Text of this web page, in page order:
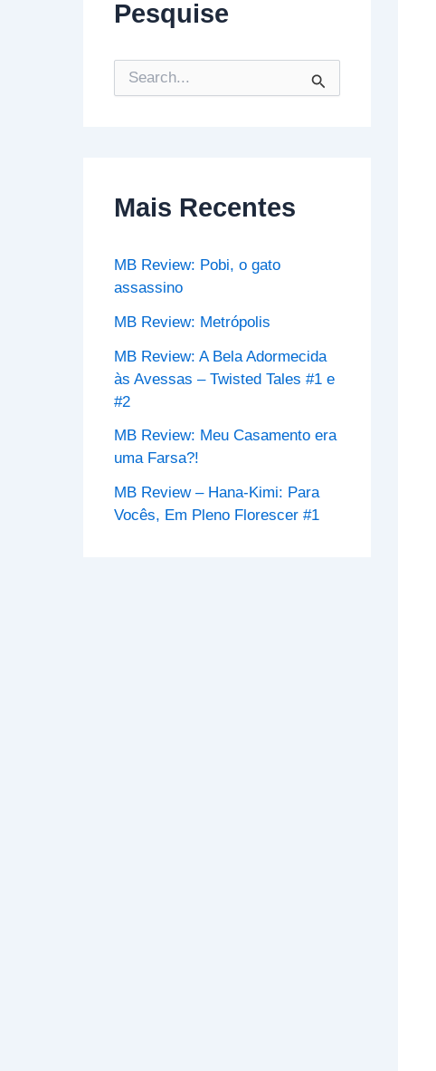
Pesquise
e
a
o
:
Mais Recentes
MB Review: Pobi, o gato
assassino
MB Review: Metrópolis
MB Review: A Bela Adormecida
às Avessas – Twisted Tales #1 e
#2
MB Review: Meu Casamento era
uma Farsa?!
MB Review – Hana-Kimi: Para
Vocês, Em Pleno Florescer #1